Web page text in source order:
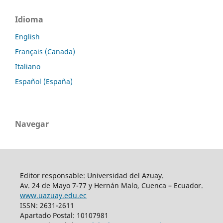
Idioma
English
Français (Canada)
Italiano
Español (España)
Navegar
Editor responsable: Universidad del Azuay.
Av. 24 de Mayo 7-77 y Hernán Malo, Cuenca – Ecuador.
www.uazuay.edu.ec
ISSN: 2631-2611
Apartado Postal: 10107981